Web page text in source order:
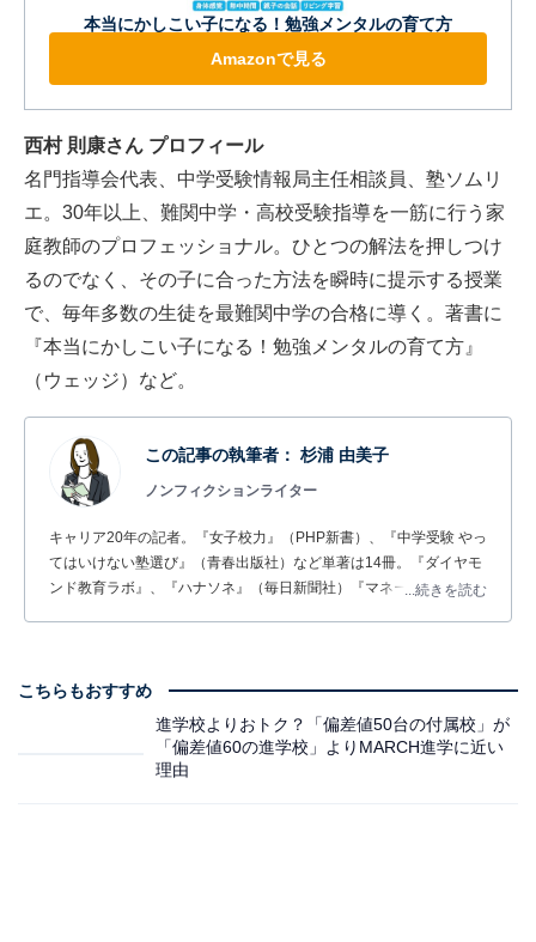
本当にかしこい子になる！勉強メンタルの育て方
Amazonで見る
西村 則康さん プロフィール
名門指導会代表、中学受験情報局主任相談員、塾ソムリ
エ。30年以上、難関中学・高校受験指導を一筋に行う家
庭教師のプロフェッショナル。ひとつの解法を押しつけ
るのでなく、その子に合った方法を瞬時に提示する授業
で、毎年多数の生徒を最難関中学の合格に導く。著書に
『本当にかしこい子になる！勉強メンタルの育て方』
（ウェッジ）など。
この記事の執筆者： 杉浦 由美子
ノンフィクションライター
キャリア20年の記者。『女子校力』（PHP新書）、『中学受験 やっ
てはいけない塾選び』（青春出版社）など単著は14冊。『ダイヤモ
ンド教育ラボ』、『ハナソネ』（毎日新聞社）『マネーポスト
...続きを読む
こちらもおすすめ
進学校よりおトク？「偏差値50台の付属校」が
「偏差値60の進学校」よりMARCH進学に近い
理由